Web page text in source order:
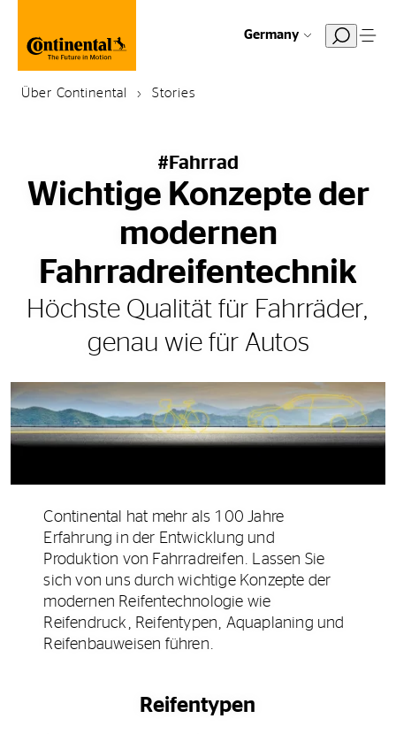
Germany
Über Continental Stories
#Fahrrad
Wichtige Konzepte der
modernen
Fahrradreifentechnik
Höchste Qualität für Fahrräder,
genau wie für Autos
Continental hat mehr als 100 Jahre
Erfahrung in der Entwicklung und
Produktion von Fahrradreifen. Lassen Sie
sich von uns durch wichtige Konzepte der
modernen Reifentechnologie wie
Reifendruck, Reifentypen, Aquaplaning und
Reifenbauweisen führen.
Reifentypen